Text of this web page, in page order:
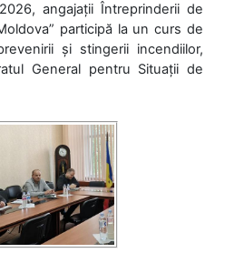
angajații Întreprinderii de
participă la un curs de
și stingerii incendiilor,
General pentru Situații de